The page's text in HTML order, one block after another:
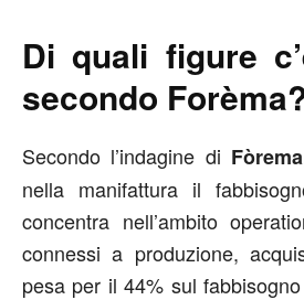
Di quali figure
secondo
Secondo l’indagine di Fòrema
nella manifattura il
concentra nell’ambito
connessi a produzione,
pesa per il 44% sul